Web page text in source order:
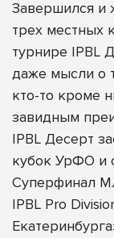
Завершился и
трех местных
турнире IPBL
даже мысли о
кто-то кроме
завидным
IPBL Десерт
кубок УрФО и
Суперфинал
IPBL Pro